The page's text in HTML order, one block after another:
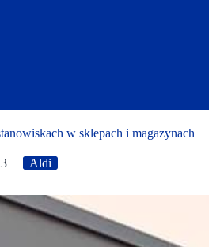
w sklepach i magazynach
Aldi